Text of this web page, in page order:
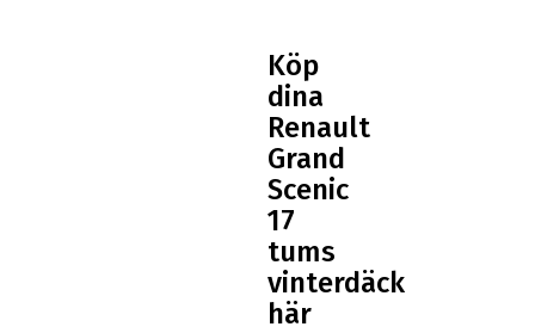
Köp
dina
Renault
Grand
Scenic
17
tums
vinterdäck
här